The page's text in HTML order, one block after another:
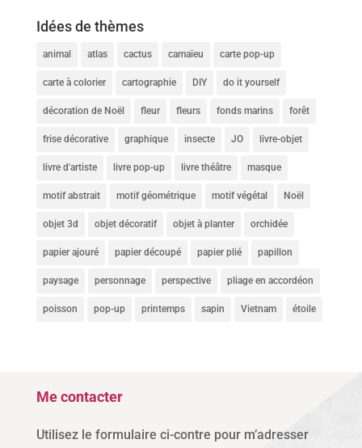
Idées de thèmes
animal atlas cactus camaïeu carte pop-up
carte à colorier cartographie DIY do it yourself
décoration de Noël fleur fleurs fonds marins forêt
frise décorative graphique insecte JO livre-objet
livre d'artiste livre pop-up livre théâtre masque
motif abstrait motif géométrique motif végétal Noël
objet 3d objet décoratif objet à planter orchidée
papier ajouré papier découpé papier plié papillon
paysage personnage perspective pliage en accordéon
poisson pop-up printemps sapin Vietnam étoile
Me contacter
Utilisez le formulaire ci-contre pour m’adresser